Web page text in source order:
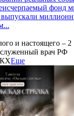
фонд
и настоящего – 2
врач РФ
Еще